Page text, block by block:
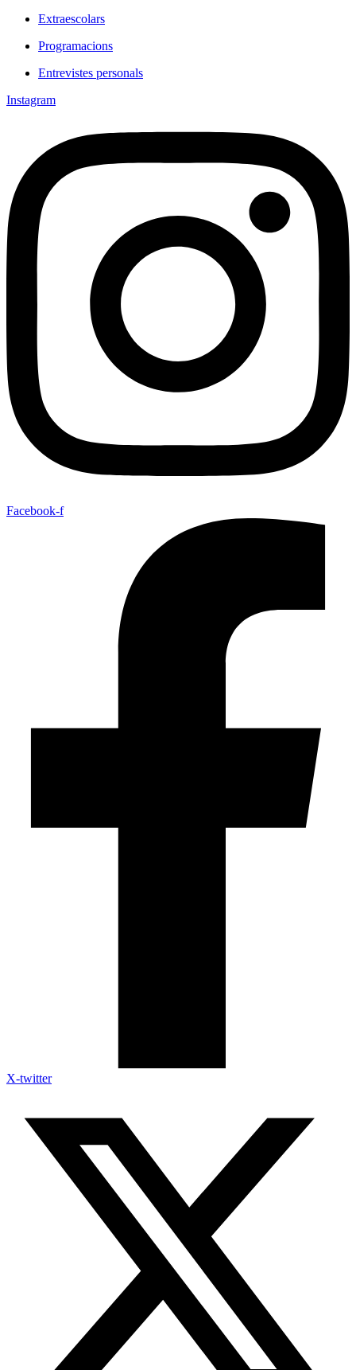
Extraescolars
Programacions
Entrevistes personals
Instagram
Facebook-f
X-twitter